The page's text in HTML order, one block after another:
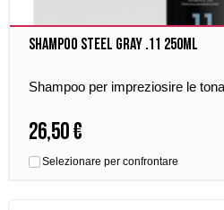
Shampoo Steel Gray .11 250ml
Shampoo per impreziosire le
26,50 €
Selezionare per confrontare